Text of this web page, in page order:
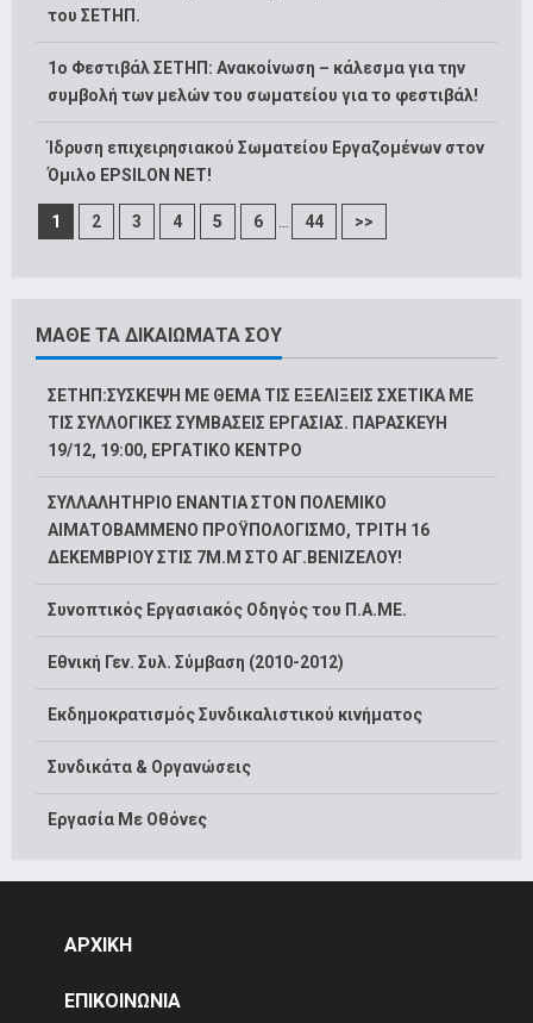
του ΣΕΤΗΠ.
1o Φεστιβάλ ΣΕΤΗΠ: Ανακοίνωση – κάλεσμα για την
συμβολή των μελών του σωματείου για το φεστιβάλ!
Ίδρυση επιχειρησιακού Σωματείου Εργαζομένων στον
Όμιλο EPSILON NET!
1 2 3 4 5 6 ... 44 >>
ΜΑΘΕ ΤΑ ΔΙΚΑΙΩΜΑΤΑ ΣΟΥ
ΣΕΤΗΠ:ΣΥΣΚΕΨΗ ΜΕ ΘΕΜΑ ΤΙΣ ΕΞΕΛΙΞΕΙΣ ΣΧΕΤΙΚΑ ΜΕ
ΤΙΣ ΣΥΛΛΟΓΙΚΕΣ ΣΥΜΒΑΣΕΙΣ ΕΡΓΑΣΙΑΣ. ΠΑΡΑΣΚΕΥΗ
19/12, 19:00, ΕΡΓΑΤΙΚΟ ΚΕΝΤΡΟ
ΣΥΛΛΑΛΗΤΗΡΙΟ ΕΝΑΝΤΙΑ ΣΤΟΝ ΠΟΛΕΜΙΚΟ
ΑΙΜΑΤΟΒΑΜΜΕΝΟ ΠΡΟΫΠΟΛΟΓΙΣΜΟ, ΤΡΙΤΗ 16
ΔΕΚΕΜΒΡΙΟΥ ΣΤΙΣ 7Μ.Μ ΣΤΟ ΑΓ.ΒΕΝΙΖΕΛΟΥ!
Συνοπτικός Εργασιακός Οδηγός του Π.Α.ΜΕ.
Εθνική Γεν. Συλ. Σύμβαση (2010-2012)
Εκδημοκρατισμός Συνδικαλιστικού κινήματος
Συνδικάτα & Οργανώσεις
Εργασία Με Οθόνες
ΑΡΧΙΚΗ
ΕΠΙΚΟΙΝΩΝΙΑ